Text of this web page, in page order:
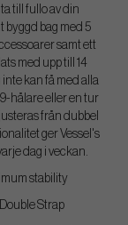
till fullo av din
bag med 5
samt ett
med upp till 14
kan få med alla
hålare eller en tur
från dubbel
ger Vessel's
dag i veckan.
stability
Strap